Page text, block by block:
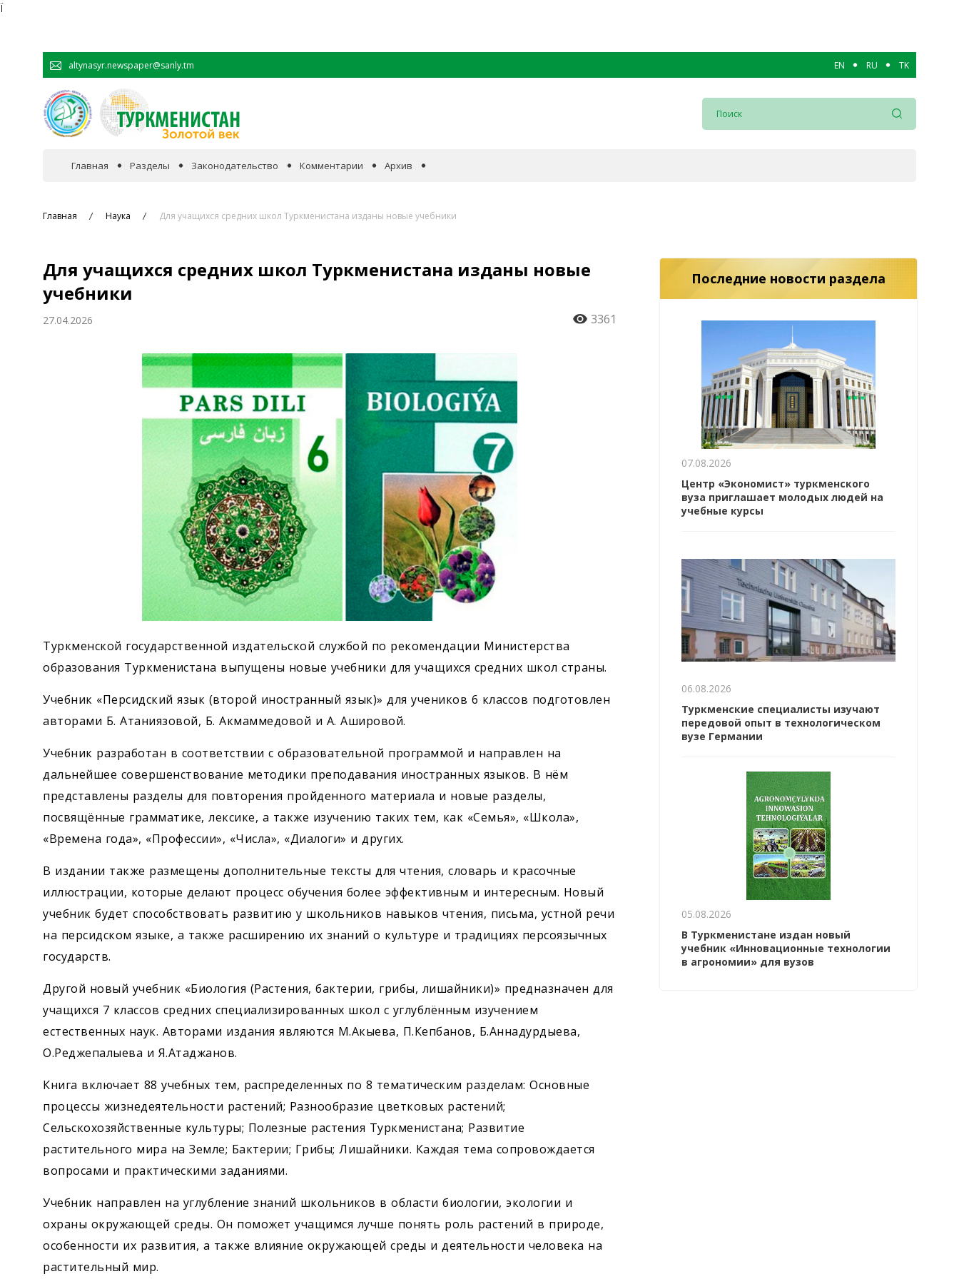
Ï
altynasyr.newspaper@sanly.tm EN RU TK
Главная Разделы
Сотрудничество
Общество
Культура
Наука
Законодательство Комментарии Архив
Главная Наука Для учащихся средних школ Туркменистана изданы новые учебники
Для учащихся средних школ Туркменистана изданы новые
учебники
27.04.2026 3361
Туркменской государственной издательской службой по рекомендации Министерства
образования Туркменистана выпущены новые учебники для учащихся средних школ страны.
Учебник «Персидский язык (второй иностранный язык)» для учеников 6 классов подготовлен
авторами Б. Атаниязовой, Б. Акмаммедовой и А. Ашировой.
Учебник разработан в соответствии с образовательной программой и направлен на
дальнейшее совершенствование методики преподавания иностранных языков. В нём
представлены разделы для повторения пройденного материала и новые разделы,
посвящённые грамматике, лексике, а также изучению таких тем, как «Семья», «Школа»,
«Времена года», «Профессии», «Числа», «Диалоги» и других.
В издании также размещены дополнительные тексты для чтения, словарь и красочные
иллюстрации, которые делают процесс обучения более эффективным и интересным. Новый
учебник будет способствовать развитию у школьников навыков чтения, письма, устной речи
на персидском языке, а также расширению их знаний о культуре и традициях персоязычных
государств.
Другой новый учебник «Биология (Растения, бактерии, грибы, лишайники)» предназначен для
учащихся 7 классов средних специализированных школ с углублённым изучением
естественных наук. Авторами издания являются М.Акыева, П.Кепбанов, Б.Аннадурдыева,
О.Реджепалыева и Я.Атаджанов.
Книга включает 88 учебных тем, распределенных по 8 тематическим разделам: Основные
процессы жизнедеятельности растений; Разнообразие цветковых растений;
Сельскохозяйственные культуры; Полезные растения Туркменистана; Развитие
растительного мира на Земле; Бактерии; Грибы; Лишайники. Каждая тема сопровождается
вопросами и практическими заданиями.
Учебник направлен на углубление знаний школьников в области биологии, экологии и
охраны окружающей среды. Он поможет учащимся лучше понять роль растений в природе,
особенности их развития, а также влияние окружающей среды и деятельности человека на
растительный мир.
Последние новости раздела
07.08.2026
Центр «Экономист» туркменского
вуза приглашает молодых людей на
учебные курсы
06.08.2026
Туркменские специалисты изучают
передовой опыт в технологическом
вузе Германии
05.08.2026
В Туркменистане издан новый
учебник «Инновационные технологии
в агрономии» для вузов